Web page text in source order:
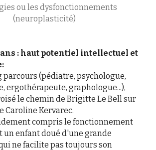
ou les dysfonctionnements
(neuroplasticité)
ans : haut potentiel intellectuel et
parcours (pédiatre, psychologue,
ergothérapeute, graphologue...),
le chemin de Brigitte Le Bell sur
Caroline Kervarec.
compris le fonctionnement
un enfant doué d'une grande
ne facilite pas toujours son